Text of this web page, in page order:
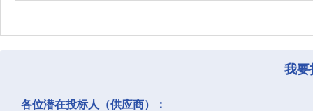
我要
各位潜在投标人（供应商）：